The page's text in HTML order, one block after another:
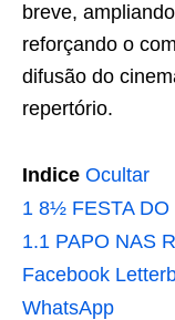
breve,
reforçando o
difusão do
repertório.
Indice Ocultar
1 8½ FESTA DO
1.1 PAPO NAS
Facebook
WhatsApp